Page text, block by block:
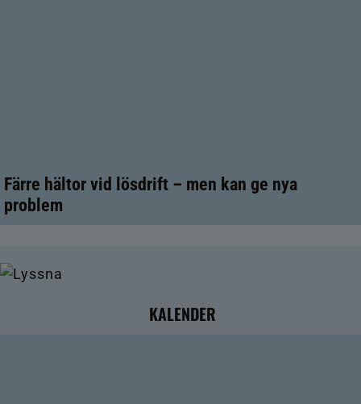
Färre hältor vid lösdrift – men kan ge nya
problem
KALENDER